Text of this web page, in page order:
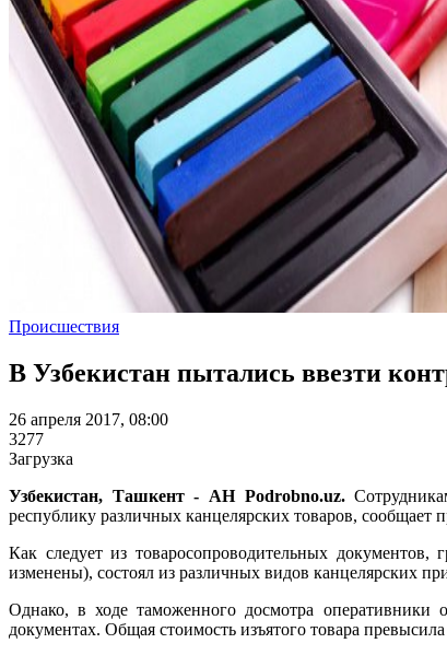
Происшествия
В Узбекистан пытались ввезти
26 апреля 2017, 08:00
3277
Загрузка
Узбекистан, Ташкент - АН Podrobno.uz.
республику различных канцелярских товаров,
Как следует из товаросопроводительных
изменены), состоял из различных видов канцелярских
Однако, в ходе таможенного досмотра оперативники
документах. Общая стоимость изъятого товара